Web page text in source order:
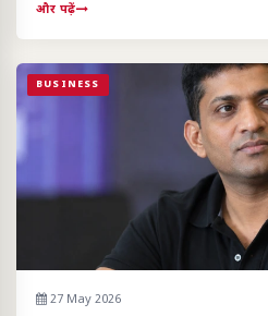
और पढ़ें
BUSINESS
27 May 2026